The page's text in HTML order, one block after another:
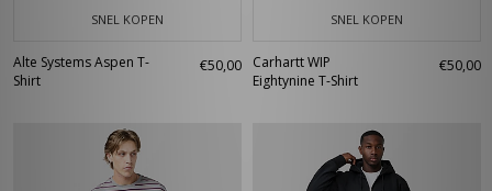
SNEL KOPEN
Alte Systems Aspen T-
Shirt
€50,00
SNEL KOPEN
Carhartt WIP
Eightynine T-Shirt
€50,00